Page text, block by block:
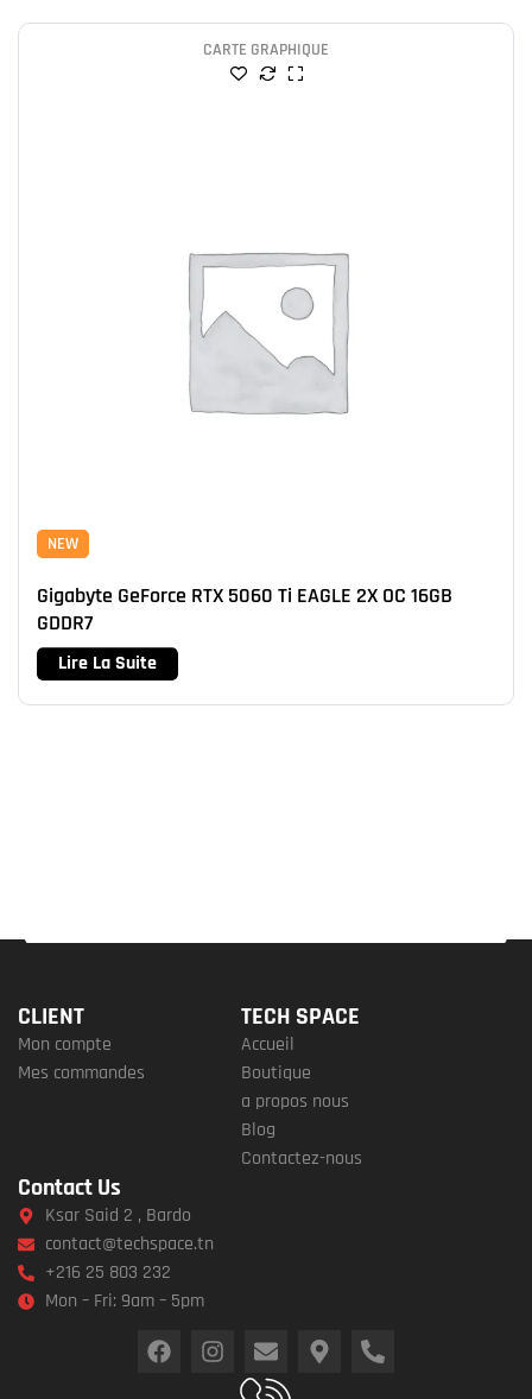
CARTE GRAPHIQUE
NEW
Gigabyte GeForce RTX 5060 Ti EAGLE 2X OC 16GB
GDDR7
Lire La Suite
CLIENT
Mon compte
Mes commandes
TECH SPACE
Accueil
Boutique
a propos nous
Blog
Contactez-nous
Contact Us
Ksar Said 2 , Bardo
contact@techspace.tn
+216 25 803 232
Mon – Fri: 9am – 5pm